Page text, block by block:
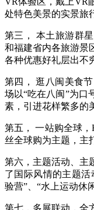
处特色美景的实景旅
第三， 本土旅游群
和福建省内各旅游景
各种优惠好礼层出不
第四， 逛八闽美食
场以“吃在八闽”为口
素，引进花样繁多的
第五， 一站购全球
丝全球购为主题，主
第六，主题活动、主
了国际风情的主题活
验营”、“水上运动休
第七，多展联动，全